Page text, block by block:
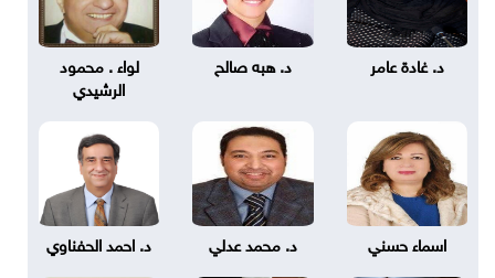
د. غادة عامر د. هبه صالح
لواء . محمود
الرشيدي
اسماء حسني د. محمد عدلي د. احمد الحفناوي